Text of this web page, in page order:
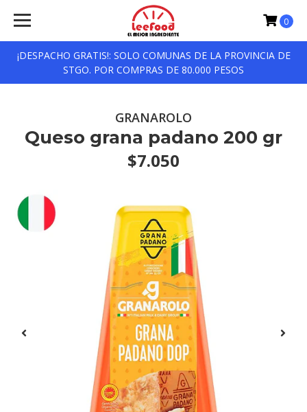
¡DESPACHO GRATIS!: SOLO COMUNAS DE LA PROVINCIA DE
STGO. POR COMPRAS DE 80.000 PESOS
0
GRANAROLO
Queso grana padano 200 gr
$7.050